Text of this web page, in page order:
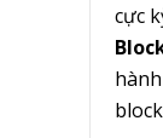
cực